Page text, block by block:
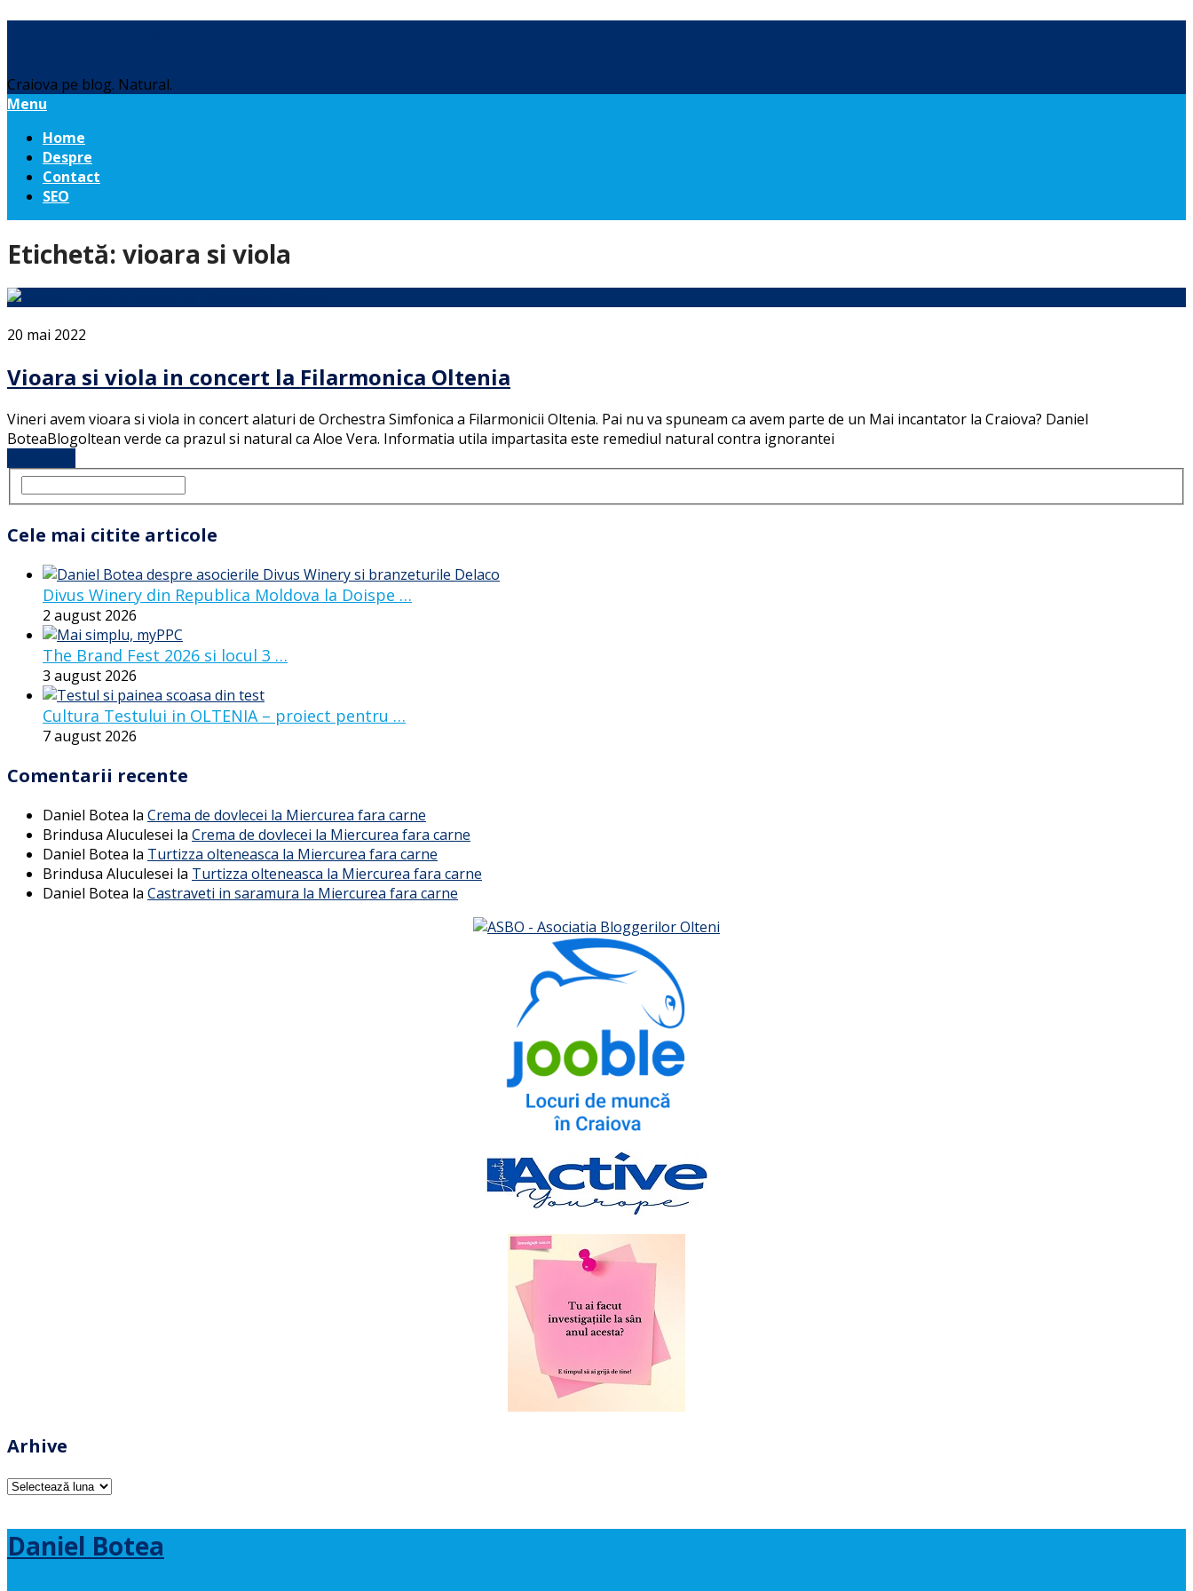
Craiova pe blog. Natural.
Menu
Home
Despre
Contact
SEO
Etichetă: vioara si viola
20 mai 2022
Vioara si viola in concert la Filarmonica Oltenia
Vineri avem vioara si viola in concert alaturi de Orchestra Simfonica a Filarmonicii Oltenia. Pai nu va spuneam ca avem parte de un Mai incantator la Craiova? Daniel
BoteaBlogoltean verde ca prazul si natural ca Aloe Vera. Informatia utila impartasita este remediul natural contra ignorantei
Cele mai citite articole
Divus Winery din Republica Moldova la Doispe …
2 august 2026
The Brand Fest 2026 si locul 3 …
3 august 2026
Cultura Testului in OLTENIA – proiect pentru …
7 august 2026
Comentarii recente
Daniel Botea la Crema de dovlecei la Miercurea fara carne
Brindusa Aluculesei la Crema de dovlecei la Miercurea fara carne
Daniel Botea la Turtizza olteneasca la Miercurea fara carne
Brindusa Aluculesei la Turtizza olteneasca la Miercurea fara carne
Daniel Botea la Castraveti in saramura la Miercurea fara carne
Arhive
Arhive
Daniel Botea